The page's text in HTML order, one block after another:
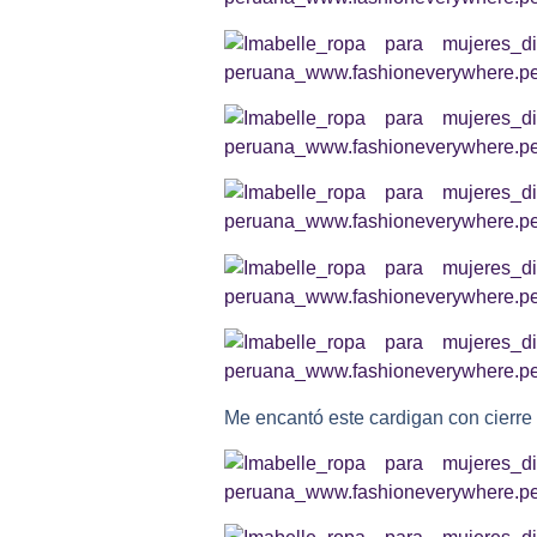
Me encantó este cardigan con cierre